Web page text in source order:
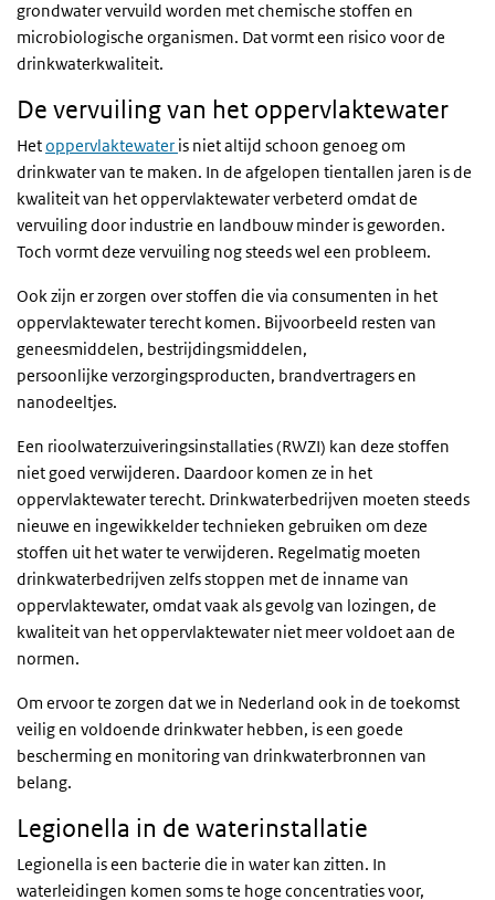
grondwater vervuild worden met chemische stoffen en
microbiologische organismen. Dat vormt een risico voor de
drinkwaterkwaliteit.
De vervuiling van het oppervlaktewater
Hetoppervlaktewater is niet altijd schoon genoeg om
drinkwater van te maken. In de afgelopen tientallen jaren is de
kwaliteit van het oppervlaktewater verbeterd omdat de
vervuiling door industrie en landbouw minder is geworden.
Toch vormt deze vervuiling nog steeds wel een probleem.
Ook zijn er zorgen over stoffen die via consumenten in het
oppervlaktewater terecht komen. Bijvoorbeeld resten van
geneesmiddelen, bestrijdingsmiddelen,
persoonlijke verzorgingsproducten, brandvertragers en
nanodeeltjes.
Een rioolwaterzuiveringsinstallaties (RWZI) kan deze stoffen
niet goed verwijderen. Daardoor komen ze in het
oppervlaktewater terecht. Drinkwaterbedrijven moeten steeds
nieuwe en ingewikkelder technieken gebruiken om deze
stoffen uit het water te verwijderen. Regelmatig moeten
drinkwaterbedrijven zelfs stoppen met de inname van
oppervlaktewater, omdat vaak als gevolg van lozingen, de
kwaliteit van het oppervlaktewater niet meer voldoet aan de
normen.
Om ervoor te zorgen dat we in Nederland ook in de toekomst
veilig en voldoende drinkwater hebben, is een goede
bescherming en monitoring van drinkwaterbronnen van
belang.
Legionella in de waterinstallatie
Legionella is een bacterie die in water kan zitten. In
waterleidingen komen soms te hoge concentraties voor,